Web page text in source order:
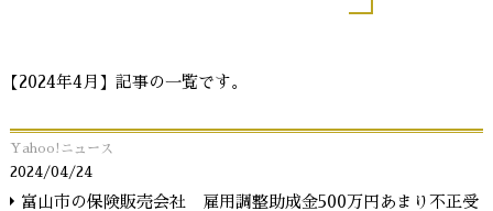
【2024年4月】記事の一覧です。
Yahoo!ニュース
2024/04/24
富山市の保険販売会社 雇用調整助成金500万円あまり不正受